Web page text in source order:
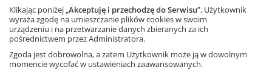
Klikając poniżej „ Akceptuję i przechodzę do Serwisu”, Użytkownik
wyraża zgodę na umieszczanie plików cookies w swoim
urządzeniu i na przetwarzanie danych zbieranych za ich
pośrednictwem przez Administratora.
Zgoda jest dobrowolna, a zatem Użytkownik może ją w dowolnym
momencie wycofać w ustawieniach zaawansowanych.